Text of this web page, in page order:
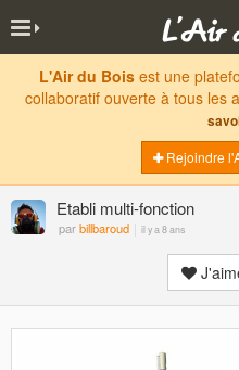
L'Air du Boisest une
collaboratif ouverte à tous les
Rejoindre
Etabli multi-fonction
parbillbaroud il y a 8 ans